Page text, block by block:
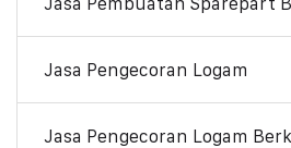
Jasa Pengecoran Logam
Jasa Pengecoran Logam